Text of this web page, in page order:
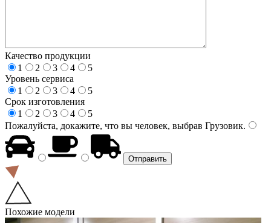
Качество продукции
1
2 3 4
5
Уровень сервиса
1
2 3 4
5
Срок изготовления
1
2 3 4
5
Пожалуйста, докажите, что вы человек, выбрав Грузовик.
Похожие модели